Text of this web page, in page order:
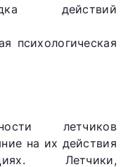
действий
психологическая
летчиков
на их действия
Летчики,